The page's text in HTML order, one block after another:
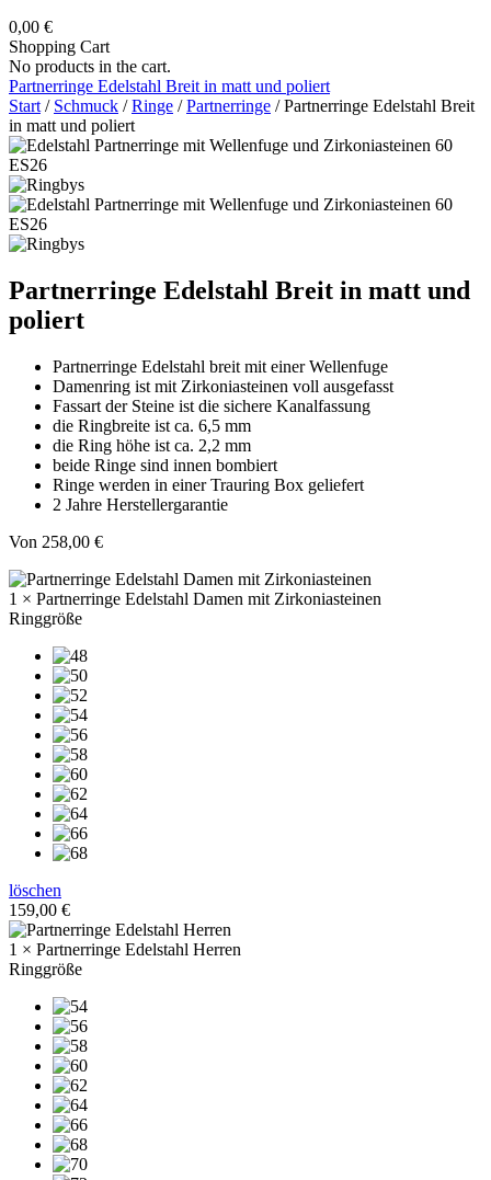
0,00 €
Shopping Cart
No products in the cart.
Partnerringe Edelstahl Breit in matt und poliert
Start / Schmuck /Ringe /Partnerringe / Partnerringe Edelstahl Breit
in matt und poliert
Partnerringe Edelstahl Breit in matt und
poliert
Partnerringe Edelstahl breit mit einer Wellenfuge
Damenring ist mit Zirkoniasteinen voll ausgefasst
Fassart der Steine ist die sichere Kanalfassung
die Ringbreite ist ca. 6,5 mm
die Ring höhe ist ca. 2,2 mm
beide Ringe sind innen bombiert
Ringe werden in einer Trauring Box geliefert
2 Jahre Herstellergarantie
Von 258,00 €
1 × Partnerringe Edelstahl Damen mit Zirkoniasteinen
Ringgröße
löschen
159,00 €
1 × Partnerringe Edelstahl Herren
Ringgröße